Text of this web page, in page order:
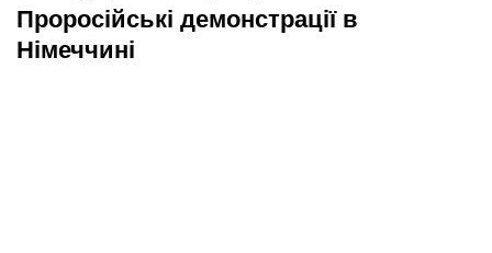
Проросійські демонстрації в
Німеччині